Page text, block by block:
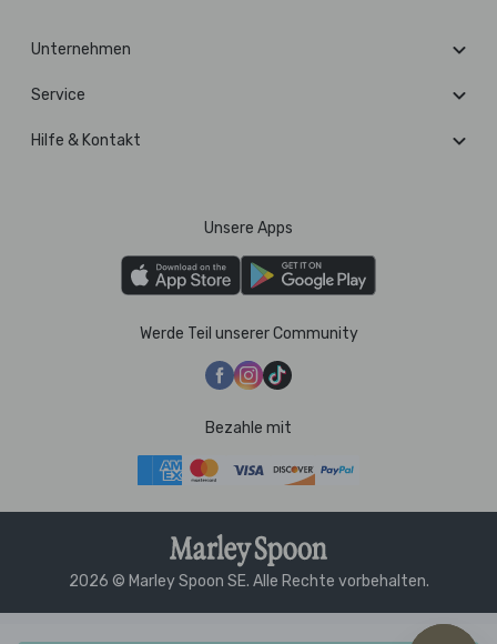
Unternehmen
Service
Hilfe & Kontakt
Unsere Apps
Werde Teil unserer Community
Bezahle mit
2026 © Marley Spoon SE. Alle Rechte vorbehalten.